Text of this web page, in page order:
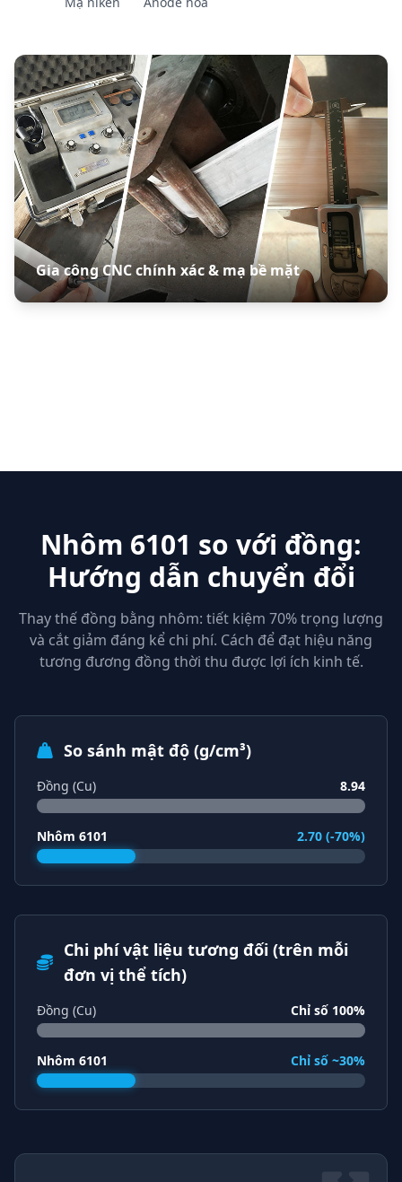
Gia công CNC chính xác & mạ bề mặt
Nhôm 6101 so với đồng:
Hướng dẫn chuyển đổi
Thay thế đồng bằng nhôm: tiết kiệm 70% trọng lượng
và cắt giảm đáng kể chi phí. Cách để đạt hiệu năng
tương đương đồng thời thu được lợi ích kinh tế.
So sánh mật độ (g/cm³)
Đồng (Cu) 8.94
Nhôm 6101 2.70 (-70%)
Chi phí vật liệu tương đối (trên mỗi
đơn vị thể tích)
Đồng (Cu) Chỉ số 100%
Nhôm 6101 Chỉ số ~30%